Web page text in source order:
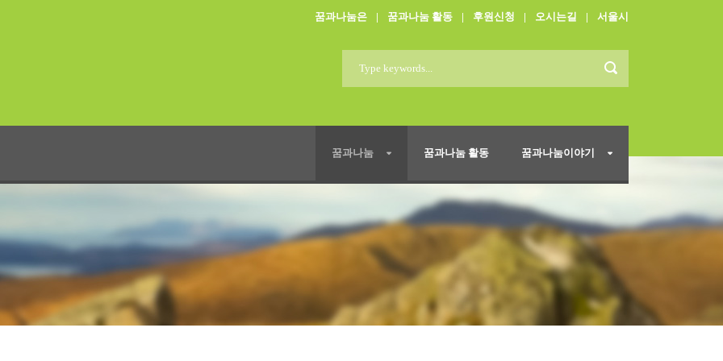
꿈과나눔은 | 꿈과나눔 활동 | 후원신청 | 오시는길 | 서울시
꿈과나눔 꿈과나눔 활동 꿈과나눔이야기